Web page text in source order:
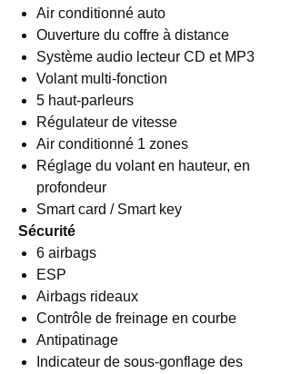
Air conditionné auto
Ouverture du coffre à distance
Système audio lecteur CD et MP3
Volant multi-fonction
5 haut-parleurs
Régulateur de vitesse
Air conditionné 1 zones
Réglage du volant en hauteur, en
profondeur
Smart card / Smart key
Sécurité
6 airbags
ESP
Airbags rideaux
Contrôle de freinage en courbe
Antipatinage
Indicateur de sous-gonflage des